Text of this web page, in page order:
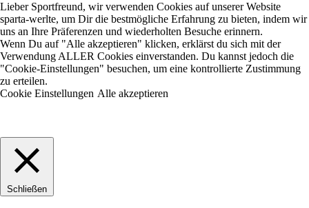
Lieber Sportfreund, wir verwenden Cookies auf unserer Website
sparta-werlte, um Dir die bestmögliche Erfahrung zu bieten, indem wir
uns an Ihre Präferenzen und wiederholten Besuche erinnern.
Wenn Du auf "Alle akzeptieren" klicken, erklärst du sich mit der
Verwendung ALLER Cookies einverstanden. Du kannst jedoch die
"Cookie-Einstellungen" besuchen, um eine kontrollierte Zustimmung
zu erteilen.
Cookie Einstellungen Alle akzeptieren
Schließen